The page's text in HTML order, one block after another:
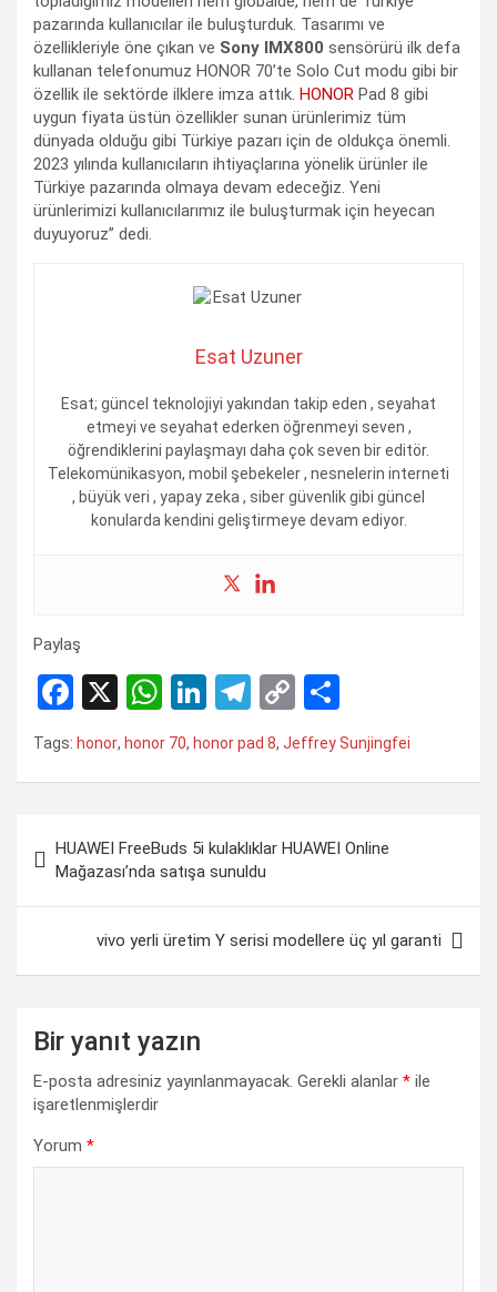
pazarında kullanıcılar ile buluşturduk. Tasarımı ve
özellikleriyle öne çıkan ve Sony IMX800 sensörürü ilk defa
kullanan telefonumuz HONOR 70’te Solo Cut modu gibi bir
özellik ile sektörde ilklere imza attık. HONOR Pad 8 gibi
uygun fiyata üstün özellikler sunan ürünlerimiz tüm
dünyada olduğu gibi Türkiye pazarı için de oldukça önemli.
2023 yılında kullanıcıların ihtiyaçlarına yönelik ürünler ile
Türkiye pazarında olmaya devam edeceğiz. Yeni
ürünlerimizi kullanıcılarımız ile buluşturmak için heyecan
duyuyoruz” dedi.
Esat Uzuner
Esat; güncel teknolojiyi yakından takip eden , seyahat
etmeyi ve seyahat ederken öğrenmeyi seven ,
öğrendiklerini paylaşmayı daha çok seven bir editör.
Telekomünikasyon, mobil şebekeler , nesnelerin interneti
, büyük veri , yapay zeka , siber güvenlik gibi güncel
konularda kendini geliştirmeye devam ediyor.
Paylaş
F
a
o
o
k
X
W
h
at
A
p
p
Li
ke
n
T
el
a
m
C
o
py
n
h
ar
Tags: honor, honor 70, honor pad 8, Jeffrey Sunjingfei
gezinmesi
HUAWEI FreeBuds 5i kulaklıklar HUAWEI Online
Mağazası’nda satışa sunuldu
vivo yerli üretim Y serisi modellere üç yıl garanti
Bir yanıt yazın
E-posta adresiniz yayınlanmayacak. Gerekli alanlar * ile
işaretlenmişlerdir
Yorum *